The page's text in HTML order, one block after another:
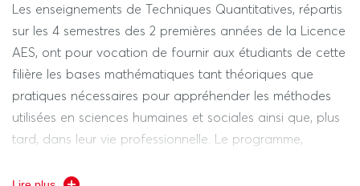
Les enseignements de Techniques Quantitatives, répartis
sur les 4 semestres des 2 premières années de la Licence
AES, ont pour vocation de fournir aux étudiants de cette
filière les bases mathématiques tant théoriques que
pratiques nécessaires pour appréhender les méthodes
utilisées en sciences humaines et sociales ainsi que, plus
tard, dans leur vie professionnelle. Le programme,
acquises dans le secondaire et pourra comporter les